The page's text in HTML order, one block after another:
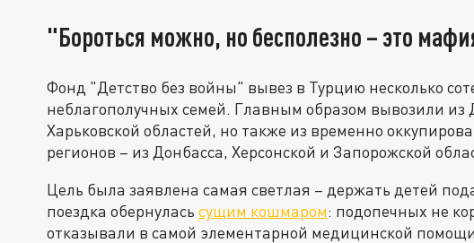
"Бороться можно, но бесполезно – это
Фонд "Детство без войны" вывез в Турцию несколько
неблагополучных семей. Главным образом вывозили из
Харьковской областей, но также из временно
регионов – из Донбасса, Херсонской и Запорожской
Цель была заявлена самая светлая – держать детей
поездка обернулась сущим кошмаром: подопечных не
отказывали в самой элементарной медицинской